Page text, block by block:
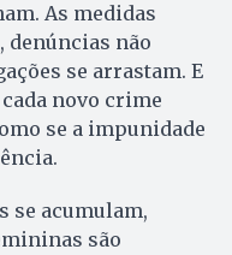
As medidas
denúncias não
se arrastam. E
novo crime
se a impunidade
se acumulam,
são